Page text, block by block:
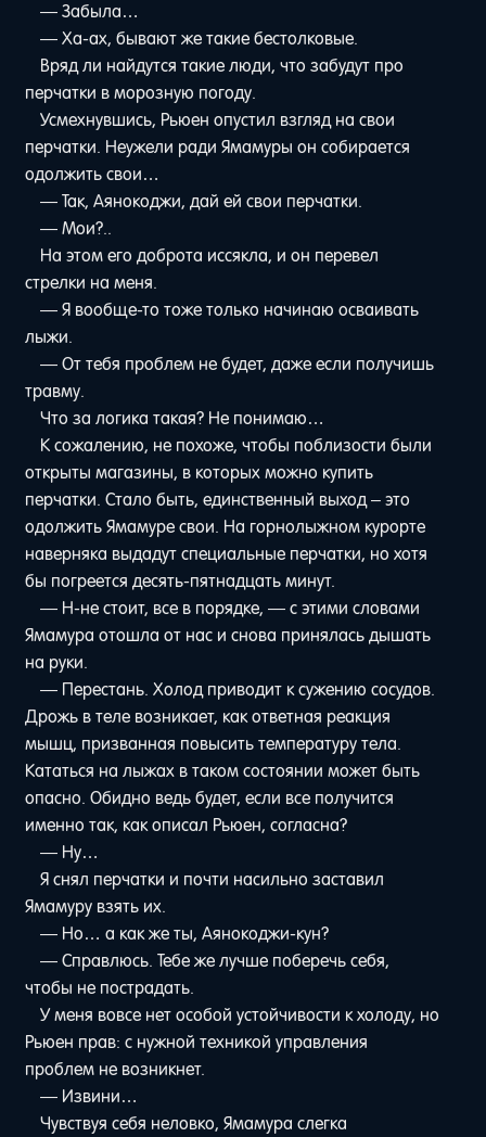
— Забыла…
— Ха-ах, бывают же такие бестолковые.
Вряд ли найдутся такие люди, что забудут про
перчатки в морозную погоду.
Усмехнувшись, Рьюен опустил взгляд на свои
перчатки. Неужели ради Ямамуры он собирается
одолжить свои…
— Так, Аянокоджи, дай ей свои перчатки.
— Мои?..
На этом его доброта иссякла, и он перевел
стрелки на меня.
— Я вообще-то тоже только начинаю осваивать
лыжи.
— От тебя проблем не будет, даже если получишь
травму.
Что за логика такая? Не понимаю…
К сожалению, не похоже, чтобы поблизости были
открыты магазины, в которых можно купить
перчатки. Стало быть, единственный выход – это
одолжить Ямамуре свои. На горнолыжном курорте
наверняка выдадут специальные перчатки, но хотя
бы погреется десять-пятнадцать минут.
— Н-не стоит, все в порядке, — с этими словами
Ямамура отошла от нас и снова принялась дышать
на руки.
— Перестань. Холод приводит к сужению сосудов.
Дрожь в теле возникает, как ответная реакция
мышц, призванная повысить температуру тела.
Кататься на лыжах в таком состоянии может быть
опасно. Обидно ведь будет, если все получится
именно так, как описал Рьюен, согласна?
— Ну…
Я снял перчатки и почти насильно заставил
Ямамуру взять их.
— Но… а как же ты, Аянокоджи-кун?
— Справлюсь. Тебе же лучше поберечь себя,
чтобы не пострадать.
У меня вовсе нет особой устойчивости к холоду, но
Рьюен прав: с нужной техникой управления
проблем не возникнет.
— Извини…
Чувствуя себя неловко, Ямамура слегка